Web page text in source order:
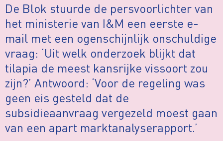
De Blok stuurde de persvoorlichter van
het ministerie van I&M een eerste e-
mail met een ogenschijnlijk onschuldige
vraag: ‘Uit welk onderzoek blijkt dat
tilapia de meest kansrijke vissoort zou
zijn?’ Antwoord: ‘Voor de regeling was
geen eis gesteld dat de
subsidieaanvraag vergezeld moest gaan
van een apart marktanalyserapport.’